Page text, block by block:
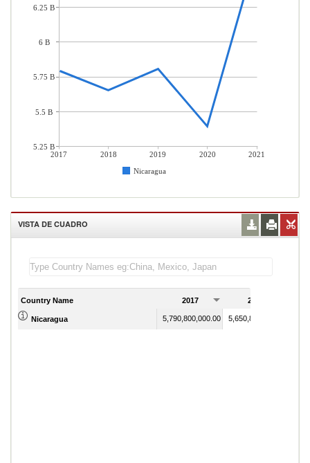
2017 2018 2019 2020
2021
Nicaragua
6.25 B
6 B
5.75 B
5.5 B
5.25 B
VISTA DE CUADRO
Country Name 2017 2018
Nicaragua 5,790,800,000.00 5,650,800,000.00